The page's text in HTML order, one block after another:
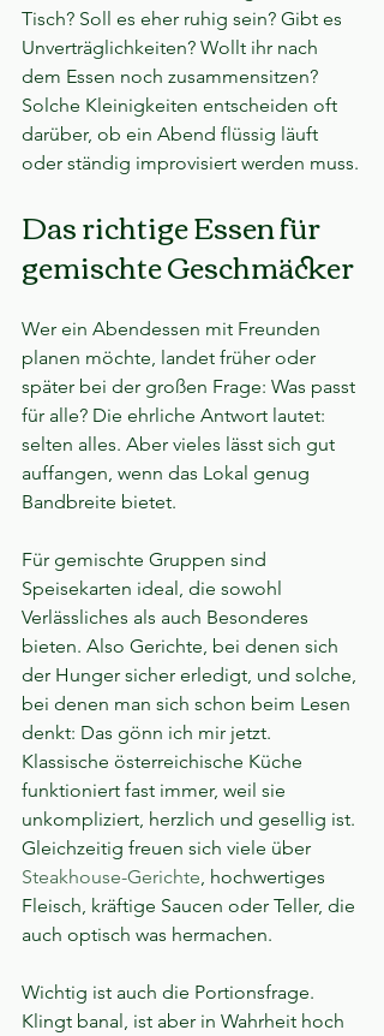
Tisch? Soll es eher ruhig sein? Gibt es
Unverträglichkeiten? Wollt ihr nach
dem Essen noch zusammensitzen?
Solche Kleinigkeiten entscheiden oft
darüber, ob ein Abend flüssig läuft
oder ständig improvisiert werden muss.
Das richtige Essen für
gemischte Geschmäcker
Wer ein Abendessen mit Freunden
planen möchte, landet früher oder
später bei der großen Frage: Was passt
für alle? Die ehrliche Antwort lautet:
selten alles. Aber vieles lässt sich gut
auffangen, wenn das Lokal genug
Bandbreite bietet.
Für gemischte Gruppen sind
Speisekarten ideal, die sowohl
Verlässliches als auch Besonderes
bieten. Also Gerichte, bei denen sich
der Hunger sicher erledigt, und solche,
bei denen man sich schon beim Lesen
denkt: Das gönn ich mir jetzt.
Klassische österreichische Küche
funktioniert fast immer, weil sie
unkompliziert, herzlich und gesellig ist.
Gleichzeitig freuen sich viele über
Steakhouse-Gerichte , hochwertiges
Fleisch, kräftige Saucen oder Teller, die
auch optisch was hermachen.
Wichtig ist auch die Portionsfrage.
Klingt banal, ist aber in Wahrheit hoch